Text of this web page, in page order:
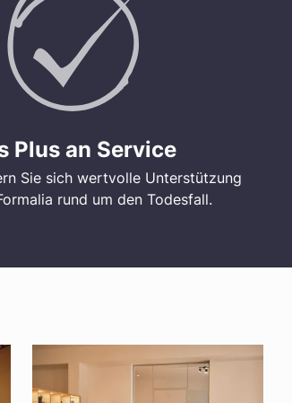
Plus an Service
Sie sich wertvolle Unterstützung
rund um den Todesfall.